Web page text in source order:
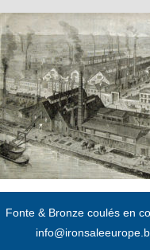
Passer
au
contenu
Fonte & Bronze coulés en